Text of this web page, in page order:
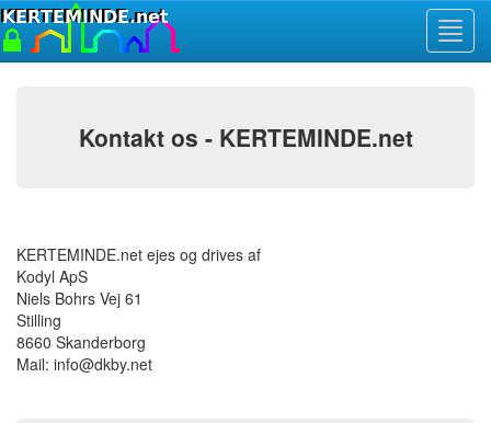
Kontakt os - KERTEMINDE.net
KERTEMINDE.net ejes og drives af
Kodyl ApS
Niels Bohrs Vej 61
Stilling
8660 Skanderborg
Mail: info@dkby.net